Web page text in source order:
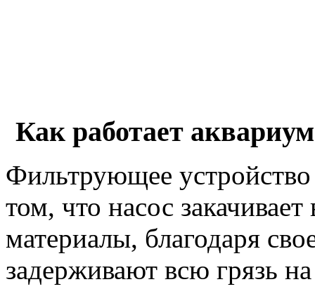
Как работает
Фильтрующее
том, что насос
материалы, благодаря
задерживают всю грязь